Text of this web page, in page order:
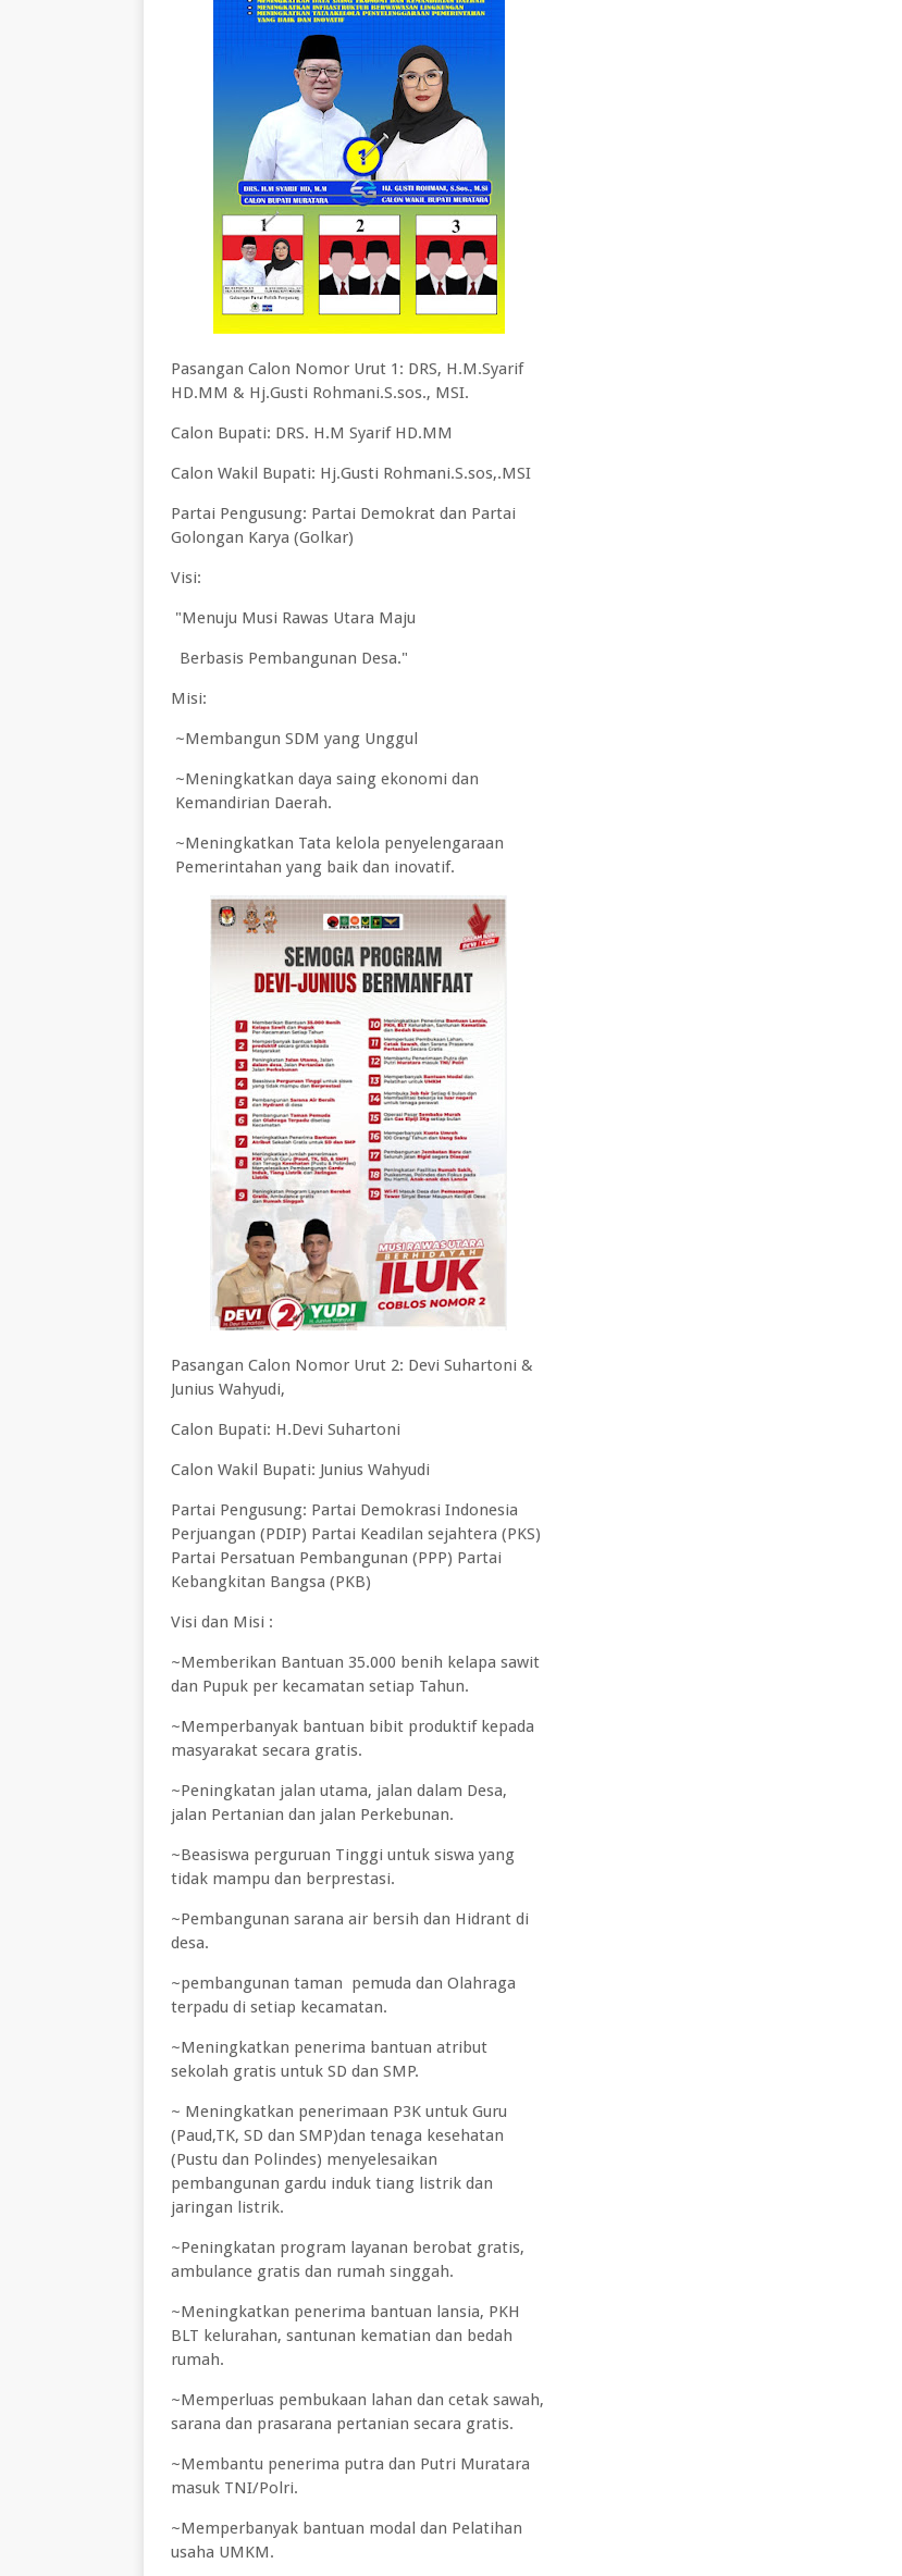
Pasangan Calon Nomor Urut 1: DRS, H.M.Syarif
HD.MM & Hj.Gusti Rohmani.S.sos., MSI.
Calon Bupati: DRS. H.M Syarif HD.MM
Calon Wakil Bupati: Hj.Gusti Rohmani.S.sos,.MSI
Partai Pengusung: Partai Demokrat dan Partai
Golongan Karya (Golkar)
Visi:
"Menuju Musi Rawas Utara Maju
Berbasis Pembangunan Desa."
Misi:
~Membangun SDM yang Unggul
~Meningkatkan daya saing ekonomi dan
Kemandirian Daerah.
~Meningkatkan Tata kelola penyelengaraan
Pemerintahan yang baik dan inovatif.
Pasangan Calon Nomor Urut 2: Devi Suhartoni &
Junius Wahyudi,
Calon Bupati: H.Devi Suhartoni
Calon Wakil Bupati: Junius Wahyudi
Partai Pengusung: Partai Demokrasi Indonesia
Perjuangan (PDIP) Partai Keadilan sejahtera (PKS)
Partai Persatuan Pembangunan (PPP) Partai
Kebangkitan Bangsa (PKB)
Visi dan Misi :
~Memberikan Bantuan 35.000 benih kelapa sawit
dan Pupuk per kecamatan setiap Tahun.
~Memperbanyak bantuan bibit produktif kepada
masyarakat secara gratis.
~Peningkatan jalan utama, jalan dalam Desa,
jalan Pertanian dan jalan Perkebunan.
~Beasiswa perguruan Tinggi untuk siswa yang
tidak mampu dan berprestasi.
~Pembangunan sarana air bersih dan Hidrant di
desa.
~pembangunan taman pemuda dan Olahraga
terpadu di setiap kecamatan.
~Meningkatkan penerima bantuan atribut
sekolah gratis untuk SD dan SMP.
~ Meningkatkan penerimaan P3K untuk Guru
(Paud,TK, SD dan SMP)dan tenaga kesehatan
(Pustu dan Polindes) menyelesaikan
pembangunan gardu induk tiang listrik dan
jaringan listrik.
~Peningkatan program layanan berobat gratis,
ambulance gratis dan rumah singgah.
~Meningkatkan penerima bantuan lansia, PKH
BLT kelurahan, santunan kematian dan bedah
rumah.
~Memperluas pembukaan lahan dan cetak sawah,
sarana dan prasarana pertanian secara gratis.
~Membantu penerima putra dan Putri Muratara
masuk TNI/Polri.
~Memperbanyak bantuan modal dan Pelatihan
usaha UMKM.